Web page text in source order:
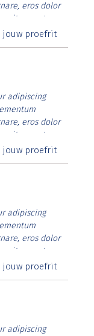
eros dolor
vitae erat.
rutrum lorem
jouw proefrit
adipiscing
eros dolor
vitae erat.
rutrum lorem
jouw proefrit
adipiscing
eros dolor
vitae erat.
rutrum lorem
jouw proefrit
adipiscing